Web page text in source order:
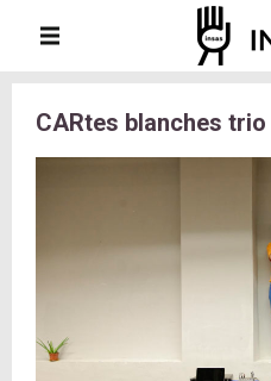
CARtes blanches trio